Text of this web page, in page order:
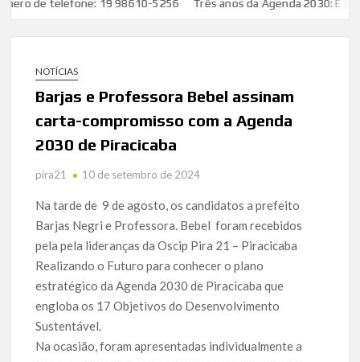
de telefone: 19 98610-5256 Três anos da Agenda 2030: É
NOTÍCIAS
Barjas e Professora Bebel assinam
carta-compromisso com a Agenda
2030 de Piracicaba
pira21 10 de setembro de 2024
Na tarde de 9 de agosto, os candidatos a prefeito
Barjas Negri e Professora. Bebel foram recebidos
pela pela lideranças da Oscip Pira 21 – Piracicaba
Realizando o Futuro para conhecer o plano
estratégico da Agenda 2030 de Piracicaba que
engloba os 17 Objetivos do Desenvolvimento
Sustentável.
Na ocasião, foram apresentadas individualmente a